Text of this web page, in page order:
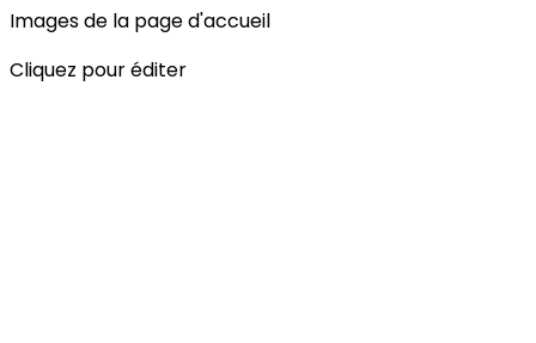
Images de la page d'accueil
Cliquez pour éditer